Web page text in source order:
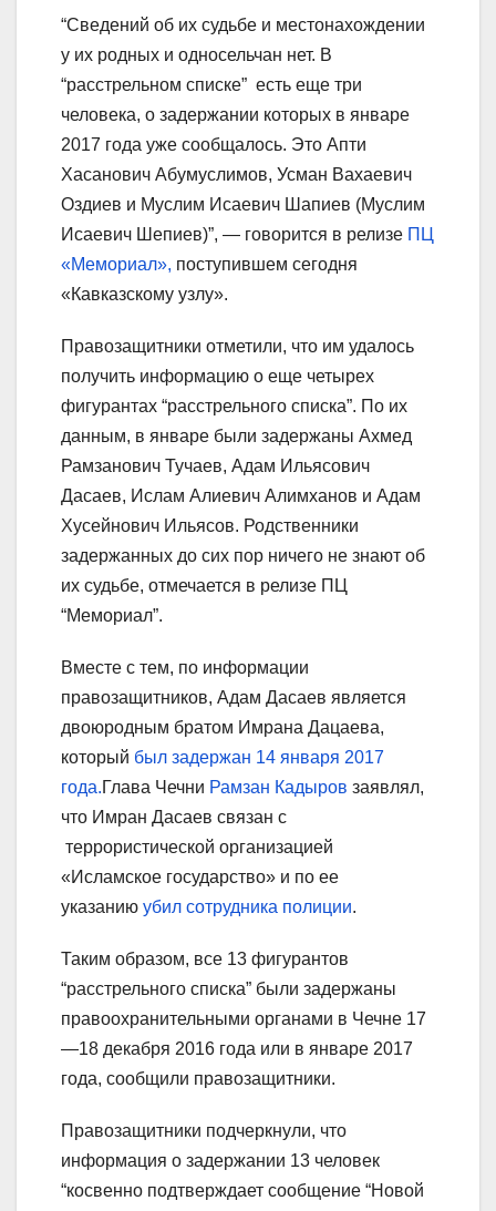
“Сведений об их судьбе и местонахождении
у их родных и односельчан нет. В
“расстрельном списке” есть еще три
человека, о задержании которых в январе
2017 года уже сообщалось. Это Апти
Хасанович Абумуслимов, Усман Вахаевич
Оздиев и Муслим Исаевич Шапиев (Муслим
Исаевич Шепиев)”, — говорится в релизе ПЦ
«Мемориал», поступившем сегодня
«Кавказскому узлу».
Правозащитники отметили, что им удалось
получить информацию о еще четырех
фигурантах “расстрельного списка”. По их
данным, в январе были задержаны Ахмед
Рамзанович Тучаев, Адам Ильясович
Дасаев, Ислам Алиевич Алимханов и Адам
Хусейнович Ильясов. Родственники
задержанных до сих пор ничего не знают об
их судьбе, отмечается в релизе ПЦ
“Мемориал”.
Вместе с тем, по информации
правозащитников, Адам Дасаев является
двоюродным братом Имрана Дацаева,
который был задержан 14 января 2017
года.Глава Чечни Рамзан Кадыров заявлял,
что Имран Дасаев связан с
террористической организацией
«Исламское государство» и по ее
указанию убил сотрудника полиции.
Таким образом, все 13 фигурантов
“расстрельного списка” были задержаны
правоохранительными органами в Чечне 17
—18 декабря 2016 года или в январе 2017
года, сообщили правозащитники.
Правозащитники подчеркнули, что
информация о задержании 13 человек
“косвенно подтверждает сообщение “Новой